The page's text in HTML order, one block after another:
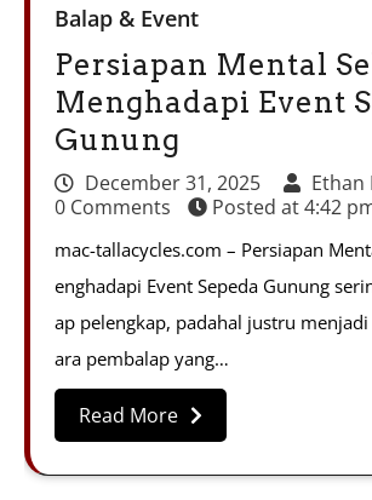
Balap & Event
Persiapan Mental
Menghadapi Event
Gunung
December 31, 2025
Ethan
0 Comments
Posted at4:42
mac-tallacycles.com – Persiapan
enghadapi Event Sepeda Gunung
ap pelengkap, padahal justru
ara pembalap yang…
Read More